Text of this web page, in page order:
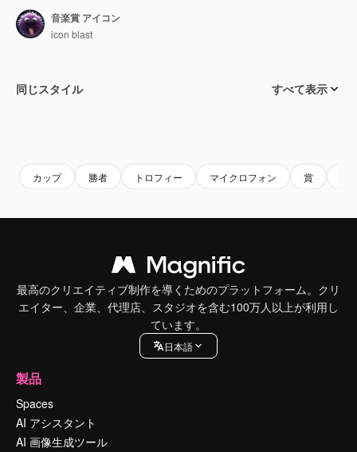
音楽賞 アイコン
icon blast
同じスタイル すべて表示
カップ 勝者 トロフィー マイクロフォン 賞
最高のクリエイティブ制作を導くためのプラットフォーム。クリ
エイター、企業、代理店、スタジオを含む100万人以上が利用し
ています。
日本語
製品
Spaces
AI アシスタント
AI 画像生成ツール